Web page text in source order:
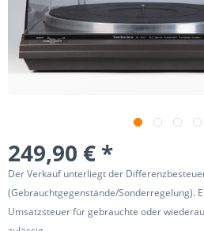
249,90 € *
Der Verkauf unterliegt der
(Gebrauchtgegenstände/Sonderregelung).
Umsatzsteuer für gebrauchte oder